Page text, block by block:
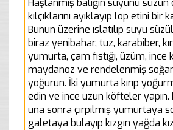
kılçıklarını ayıklayıp lop etini bir
Bunun üzerine ıslatılıp suyu
biraz yenibahar, tuz, karabiber,
yumurta, çam fıstığı, üzüm, ince
maydanoz ve rendelenmiş
yoğurun. İki yumurta kırıp
edin ve ince uzun köfteler
una sonra çırpılmış yumurtaya
galetaya bulayıp kızgın yağda